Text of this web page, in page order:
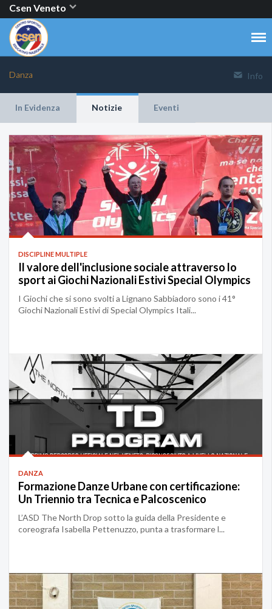
Csen Veneto
Danza Info
In Evidenza Notizie Eventi
DISCIPLINE MULTIPLE
Il valore dell'inclusione sociale attraverso lo
sport ai Giochi Nazionali Estivi Special Olympics
I Giochi che si sono svolti a Lignano Sabbiadoro sono i 41°
Giochi Nazionali Estivi di Special Olympics Itali...
DANZA
Formazione Danze Urbane con certificazione:
Un Triennio tra Tecnica e Palcoscenico
L’ASD The North Drop sotto la guida della Presidente e
coreografa Isabella Pettenuzzo, punta a trasformare l...